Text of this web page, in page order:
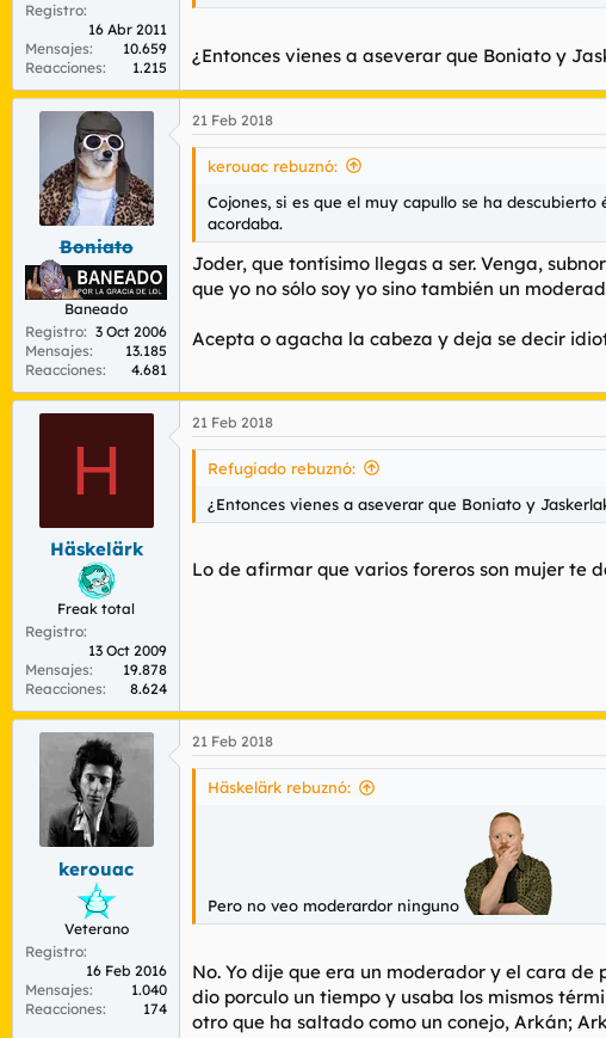
Registro
16 Abr 2011
Mensajes
10.659
Reacciones
1.215
¿Entonces vienes a aseverar que Boniato y
Boniato
Baneado
Registro
3 Oct 2006
Mensajes
13.185
Reacciones
4.681
21 Feb 2018
kerouac rebuznó:
Cojones, si es que el muy capullo se ha
acordaba.
Joder, que tontísimo llegas a ser. Venga,
que yo no sólo soy yo sino también un
Acepta o agacha la cabeza y deja se decir
H
Häskelärk
Freak total
Registro
13 Oct 2009
Mensajes
19.878
Reacciones
8.624
21 Feb 2018
Refugiado rebuznó:
¿Entonces vienes a aseverar que Boniato y
Lo de afirmar que varios foreros son mujer te
kerouac
Veterano
Registro
16 Feb 2016
Mensajes
1.040
Reacciones
174
21 Feb 2018
Häskelärk rebuznó:
Pero no veo moderardor ninguno
No. Yo dije que era un moderador y el cara
dio porculo un tiempo y usaba los mismos
otro que ha saltado como un conejo, Arkán;